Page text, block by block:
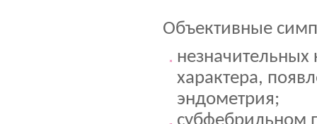
Объективные
характера,
эндометрия;